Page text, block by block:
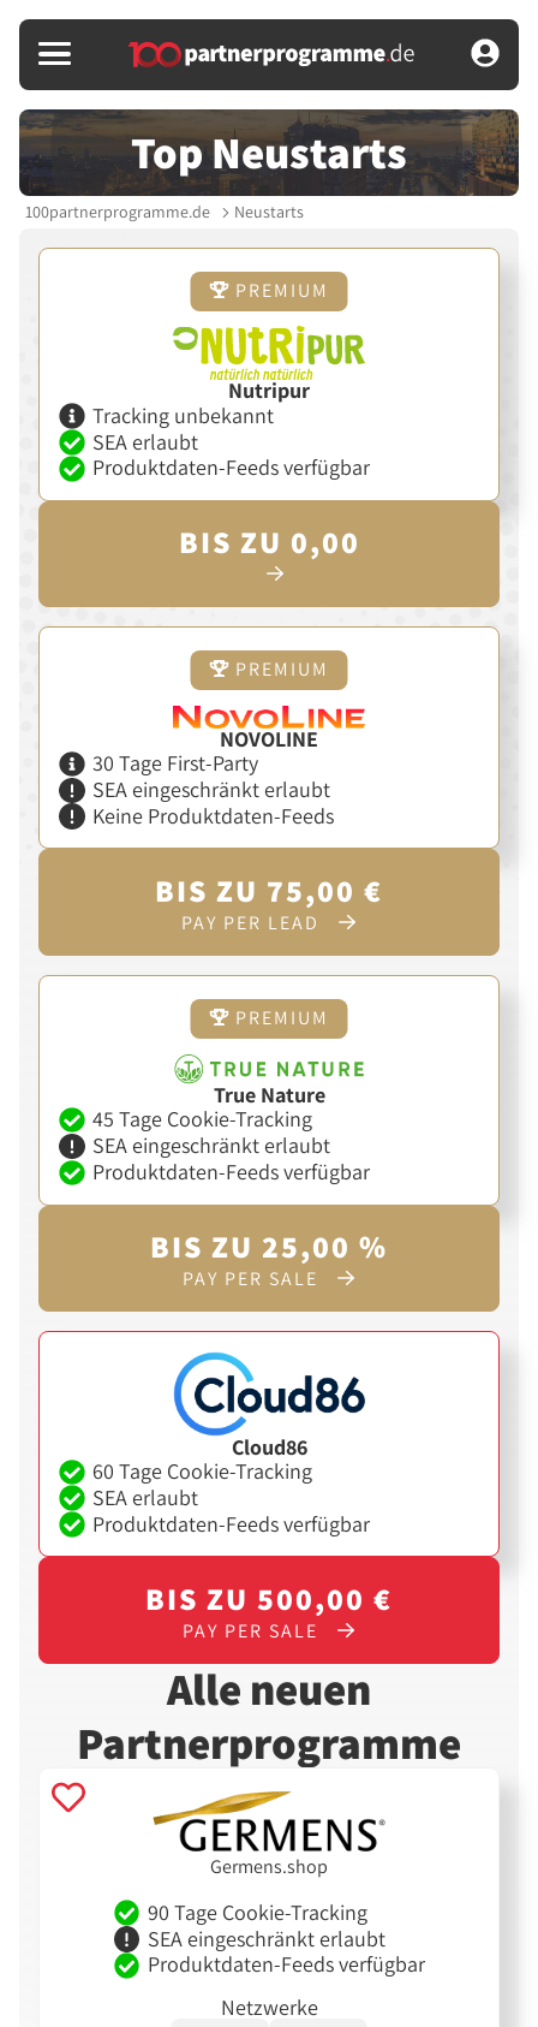
Top Neustarts
100partnerprogramme.de Neustarts
PREMIUM
Nutripur
Tracking unbekannt
SEA erlaubt
Produktdaten-Feeds verfügbar
BIS ZU 0,00
PREMIUM
NOVOLINE
30 Tage First-Party
SEA eingeschränkt erlaubt
Keine Produktdaten-Feeds
BIS ZU 75,00 €
PAY PER LEAD
PREMIUM
True Nature
45 Tage Cookie-Tracking
SEA eingeschränkt erlaubt
Produktdaten-Feeds verfügbar
BIS ZU 25,00 %
PAY PER SALE
Cloud86
60 Tage Cookie-Tracking
SEA erlaubt
Produktdaten-Feeds verfügbar
BIS ZU 500,00 €
PAY PER SALE
Alle neuen
Partnerprogramme
Germens.shop
90 Tage Cookie-Tracking
SEA eingeschränkt erlaubt
Produktdaten-Feeds verfügbar
Netzwerke